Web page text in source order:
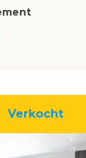
Verkocht